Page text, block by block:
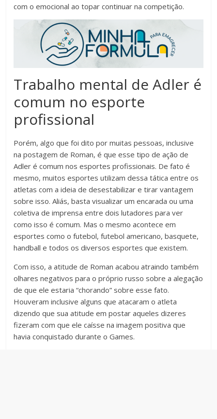
com o emocional ao topar continuar na competição.
Trabalho mental de Adler é
comum no esporte
profissional
Porém, algo que foi dito por muitas pessoas, inclusive
na postagem de Roman, é que esse tipo de ação de
Adler é comum nos esportes profissionais. De fato é
mesmo, muitos esportes utilizam dessa tática entre os
atletas com a ideia de desestabilizar e tirar vantagem
sobre isso. Aliás, basta visualizar um encarada ou uma
coletiva de imprensa entre dois lutadores para ver
como isso é comum. Mas o mesmo acontece em
esportes como o futebol, futebol americano, basquete,
handball e todos os diversos esportes que existem.
Com isso, a atitude de Roman acabou atraindo também
olhares negativos para o próprio russo sobre a alegação
de que ele estaria “chorando” sobre esse fato.
Houveram inclusive alguns que atacaram o atleta
dizendo que sua atitude em postar aqueles dizeres
fizeram com que ele caísse na imagem positiva que
havia conquistado durante o Games.